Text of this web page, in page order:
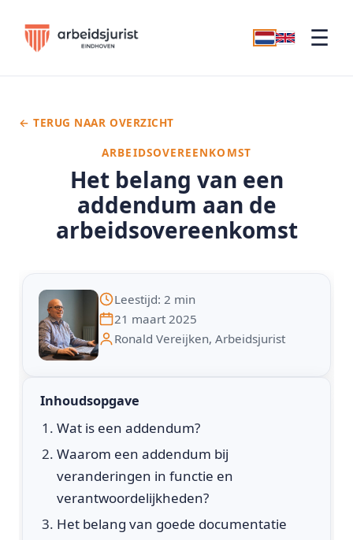
☰
Het belang van een
addendum aan de
arbeidsovereenkomst
← TERUG NAAR OVERZICHT
ARBEIDSOVEREENKOMST
Leestijd: 2 min
21 maart 2025
Ronald Vereijken, Arbeidsjurist
Inhoudsopgave
Wat is een addendum?
Waarom een addendum bij
veranderingen in functie en
verantwoordelijkheden?
Het belang van goede documentatie